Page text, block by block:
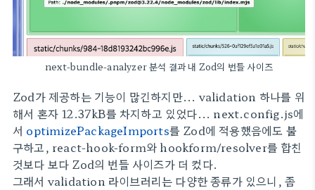
next-bundle-analyzer 분석 결과 내 Zod의 번들 사이즈
Zod가 제공하는 기능이 많긴하지만... validation 하나를 위
해서 혼자 12.37kB를 차지하고 있었다... next.config.js에
서 optimizePackageImports를 Zod에 적용했음에도 불
구하고, react-hook-form와 hookform/resolver를 합친
것보다 보다 Zod의 번들 사이즈가 더 컸다.
그래서 validation 라이브러리는 다양한 종류가 있으니, 좀